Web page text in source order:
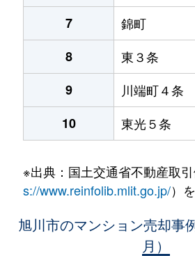
7
錦町
8
東３条
9
川端町４条
10
東光５条
※出典：国土交通省不動産取
s://www.reinfolib.mlit.go.jp/）
旭川市のマンション売却事
月）